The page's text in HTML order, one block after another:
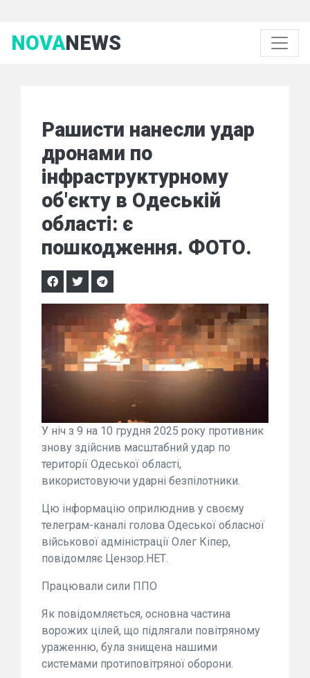
NOVANEWS
Рашисти нанесли удар
дронами по
інфраструктурному
об'єкту в Одеській
області: є
пошкодження. ФОТО.
У ніч з 9 на 10 грудня 2025 року противник
знову здійснив масштабний удар по
території Одеської області,
використовуючи ударні безпілотники.
Цю інформацію оприлюднив у своєму
телеграм-каналі голова Одеської обласної
військової адміністрації Олег Кіпер,
повідомляє Цензор.НЕТ.
Працювали сили ППО
Як повідомляється, основна частина
ворожих цілей, що підлягали повітряному
ураженню, була знищена нашими
системами протиповітряної оборони.